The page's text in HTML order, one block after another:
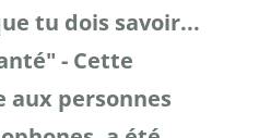
tu dois savoir...
- Cette
personnes